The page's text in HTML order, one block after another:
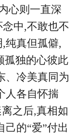
心则一直深
中,不敢也不
纯真但孤僻,
孤独的心彼此
、冷美真同为
人各自怀揣
之后,真相如
的“爱”付出